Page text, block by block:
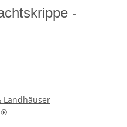
-
Landhäuser
®